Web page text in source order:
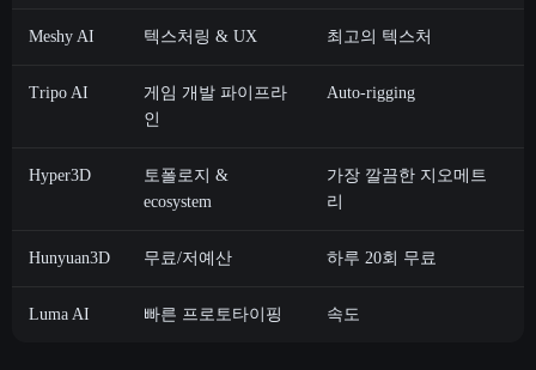
Meshy AI 텍스처링 & UX 최고의 텍스처
Tripo AI
게임 개발 파이프라
인
Auto-rigging
Hyper3D
토폴로지 &
ecosystem
가장 깔끔한 지오메트
리
Hunyuan3D 무료/저예산 하루 20회 무료
Luma AI 빠른 프로토타이핑 속도